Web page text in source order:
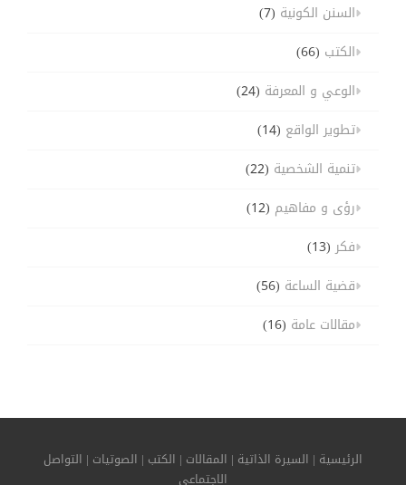
السنن الكونية (7)
الكتب (66)
الوعي و المعرفة (24)
تطوير الواقع (14)
تنمية الشخصية (22)
رؤى و مفاهيم (12)
فكر(13)
قضية الساعة (56)
مقالات عامة (16)
الرئيسية | السيرة الذاتية | المقالات | الكتب | الصوتيات | التواصل
الاجتماعي